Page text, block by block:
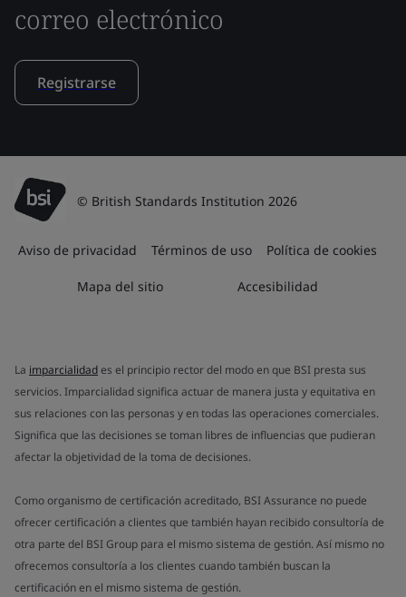
correo electrónico
Registrarse
© British Standards Institution 2026
Aviso de privacidad Términos de uso Política de cookies
Mapa del sitio Accesibilidad
La imparcialidades el principio rector del modo en que BSI presta sus
servicios. Imparcialidad significa actuar de manera justa y equitativa en
sus relaciones con las personas y en todas las operaciones comerciales.
Significa que las decisiones se toman libres de influencias que pudieran
afectar la objetividad de la toma de decisiones.
Como organismo de certificación acreditado, BSI Assurance no puede
ofrecer certificación a clientes que también hayan recibido consultoría de
otra parte del BSI Group para el mismo sistema de gestión. Así mismo no
ofrecemos consultoría a los clientes cuando también buscan la
certificación en el mismo sistema de gestión.